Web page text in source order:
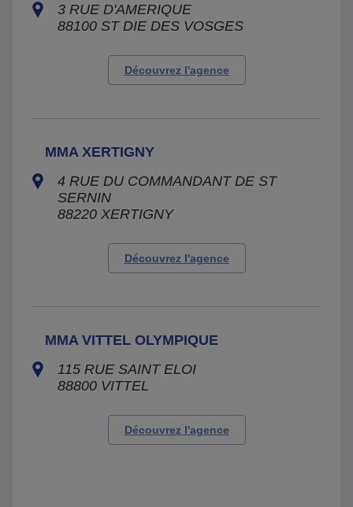
3 RUE D'AMERIQUE
88100 ST DIE DES VOSGES
Découvrez l'agence
MMA XERTIGNY
4 RUE DU COMMANDANT DE ST
SERNIN
88220 XERTIGNY
Découvrez l'agence
MMA VITTEL OLYMPIQUE
115 RUE SAINT ELOI
88800 VITTEL
Découvrez l'agence